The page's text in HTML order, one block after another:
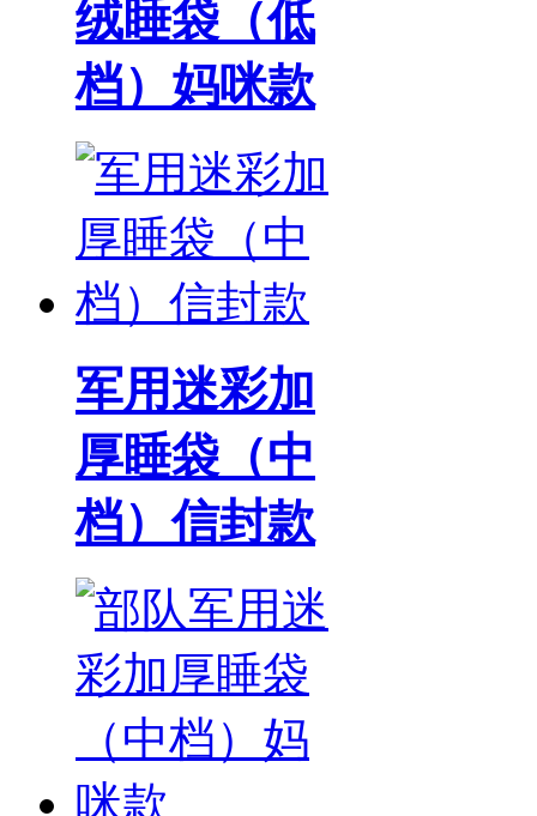
绒睡袋（低
档）妈咪款
军用迷彩加
厚睡袋（中
档）信封款